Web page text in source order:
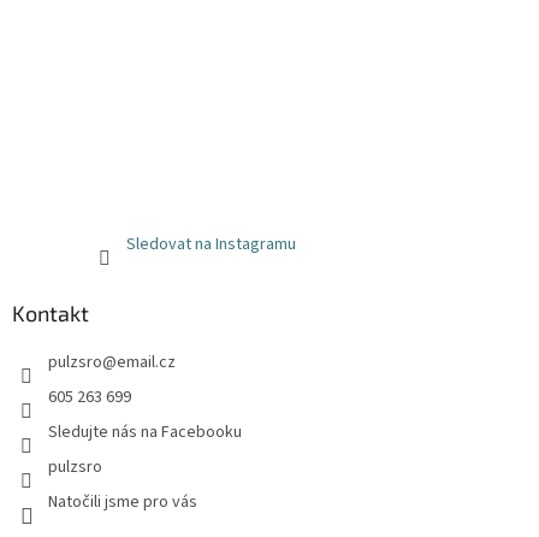
Sledovat na Instagramu
Kontakt
pulzsro@email.cz
605 263 699
Sledujte nás na Facebooku
pulzsro
Natočili jsme pro vás